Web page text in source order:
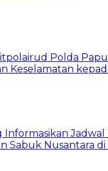
Polda
Keselamatan
Informasikan Jadwal
Sabuk Nusantara di